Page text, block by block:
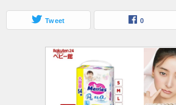
Tweet 0